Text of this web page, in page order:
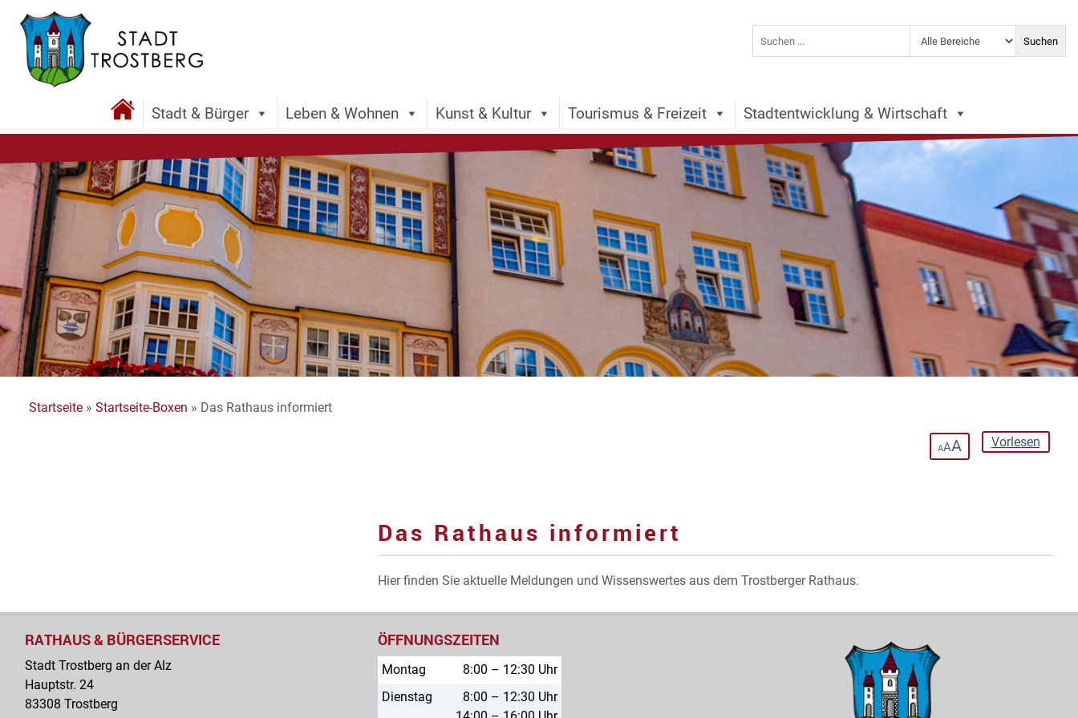
Stadt & Bürger Leben & Wohnen Kunst & Kultur Tourismus & Freizeit Stadtentwicklung & Wirtschaft
Startseite» Startseite-Boxen » Das Rathaus informiert
Vorlesen
AAA
Das Rathaus informiert
Hier finden Sie aktuelle Meldungen und Wissenswertes aus dem Trostberger Rathaus.
RATHAUS & BÜRGERSERVICE
Stadt Trostberg an der Alz
Hauptstr. 24
83308 Trostberg
ÖFFNUNGSZEITEN
Montag
8:00 – 12:30 Uhr
Dienstag
8:00 – 12:30 Uhr